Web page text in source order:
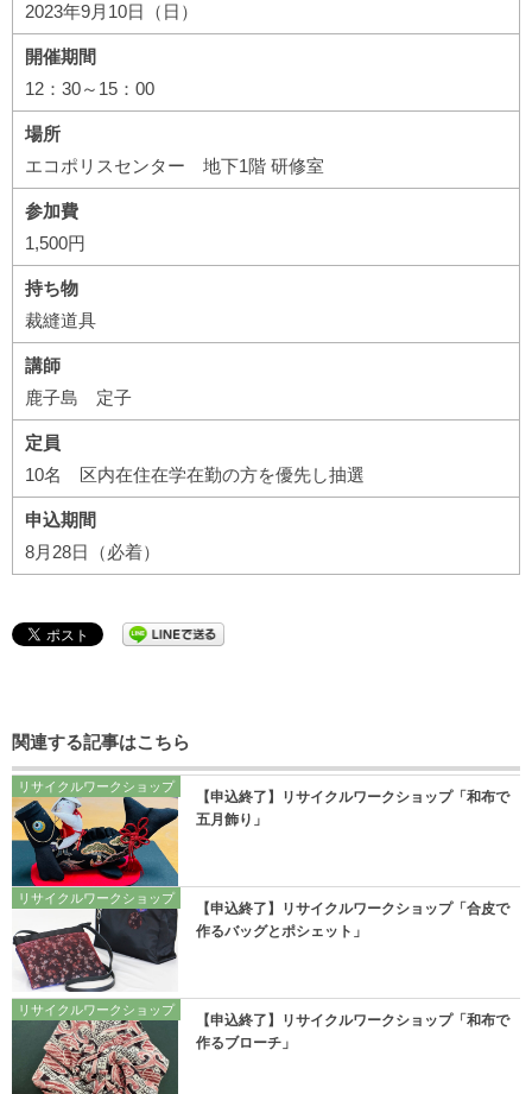
2023年9月10日（日）
開催期間
12：30～15：00
場所
エコポリスセンター 地下1階 研修室
参加費
1,500円
持ち物
裁縫道具
講師
鹿子島 定子
定員
10名 区内在住在学在勤の方を優先し抽選
申込期間
8月28日（必着）
関連する記事はこちら
リサイクルワークショップ
【申込終了】リサイクルワークショップ「和布で
五月飾り」
リサイクルワークショップ
【申込終了】リサイクルワークショップ「合皮で
作るバッグとポシェット」
リサイクルワークショップ
【申込終了】リサイクルワークショップ「和布で
作るブローチ」